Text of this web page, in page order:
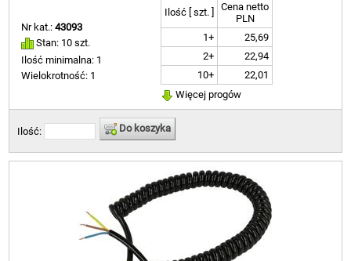
Nr kat.:43093
Stan: 10 szt.
Ilość minimalna: 1
Wielokrotność: 1
Ilość [ szt. ]
Cena netto
PLN
1+
25,69
2+
22,94
10+
22,01
Więcej progów
Ilość: Do koszyka